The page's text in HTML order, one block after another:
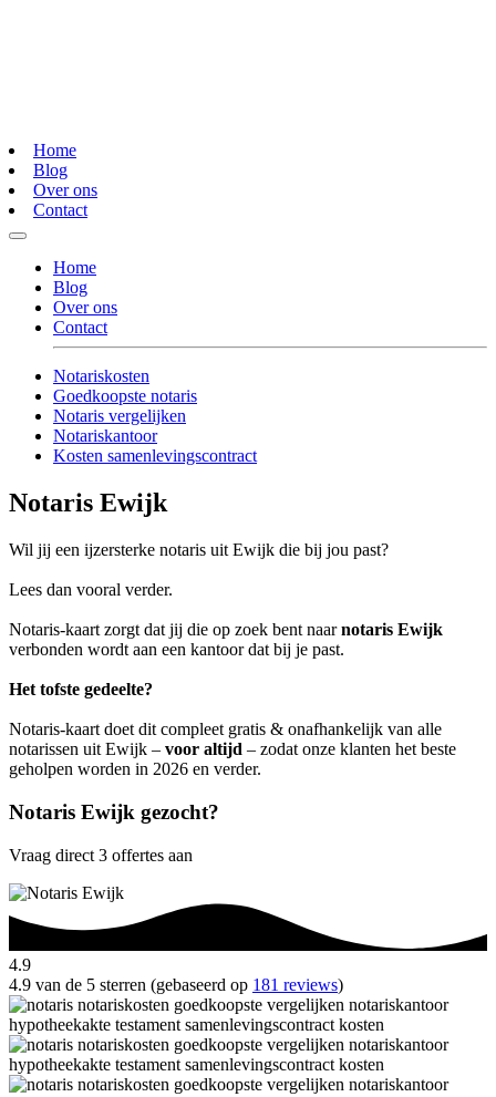
Home
Blog
Over ons
Contact
Home
Blog
Over ons
Contact
Notariskosten
Goedkoopste notaris
Notaris vergelijken
Notariskantoor
Kosten samenlevingscontract
Notaris Ewijk
Wil jij een ijzersterke notaris uit Ewijk die bij jou past?
Lees dan vooral verder.
Notaris-kaart zorgt dat jij die op zoek bent naarnotaris Ewijk
verbonden wordt aan een kantoor dat bij je past.
Het tofste gedeelte?
Notaris-kaart doet dit compleet gratis & onafhankelijk van alle
notarissen uit Ewijk – voor altijd – zodat onze klanten het beste
geholpen worden in 2026 en verder.
Notaris Ewijk gezocht?
Vraag direct 3 offertes aan
4.9
4.9 van de 5 sterren (gebaseerd op 181 reviews)